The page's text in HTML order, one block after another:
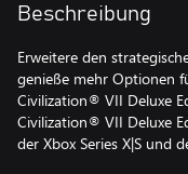
Beschreibung
Erweitere den
genieße mehr Optionen
Civilization® VII Deluxe
Civilization® VII Deluxe
der Xbox Series X|S und